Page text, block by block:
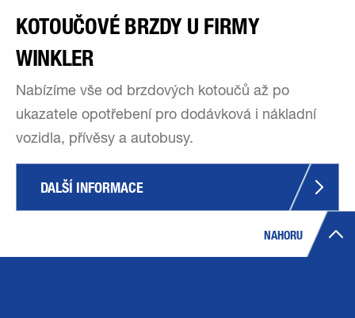
KOTOUČOVÉ BRZDY U FIRMY
WINKLER
Nabízíme vše od brzdových kotoučů až po
ukazatele opotřebení pro dodávková i nákladní
vozidla, přívěsy a autobusy.
DALŠÍ INFORMACE
NAHORU